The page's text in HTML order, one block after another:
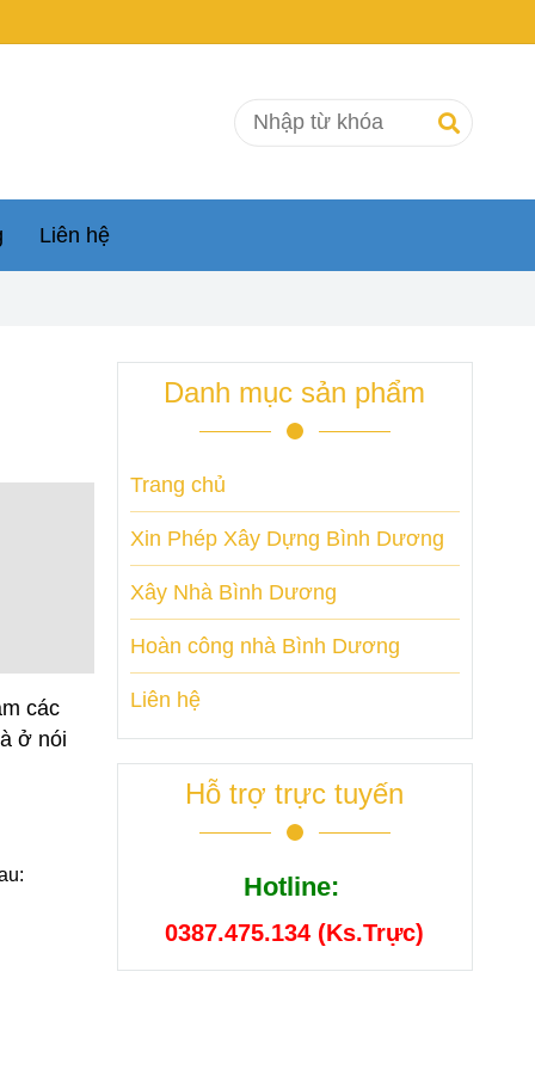
Liên hệ
các
ở nói
Danh mục sản phẩm
Trang chủ
Xin Phép Xây Dựng Bình Dương
Xây Nhà Bình Dương
Hoàn công nhà Bình Dương
Liên hệ
Hỗ trợ trực tuyến
Hotline:
0387.475.134 (Ks.Trực)